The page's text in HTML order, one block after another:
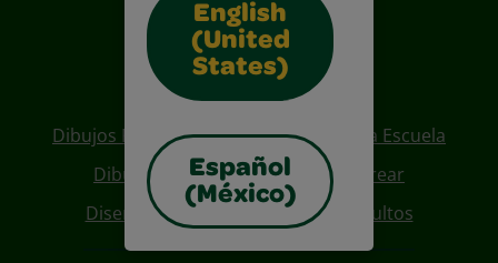
English
(United
States)
Español
(México)
Also of Interest
Dibujos Para Colorear De Regreso A La Escuela
Dibujos De Personajes Para Colorear
Diseños Para Coloreables Para Adultos